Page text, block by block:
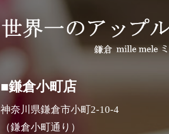
■鎌倉小町店
神奈川県鎌倉市小町2-10-4
（鎌倉小町通り）